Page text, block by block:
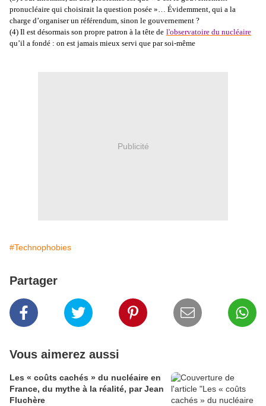
pronucléaire qui choisirait la question posée »… Évidemment, qui a la
charge d’organiser un référendum, sinon le gouvernement ?
(4) Il est désormais son propre patron à la tête de l'observatoire du nucléaire
qu’il a fondé : on est jamais mieux servi que par soi-même
Publicité
#Technophobies
Partager
Vous aimerez aussi
Les « coûts cachés » du nucléaire en
France, du mythe à la réalité, par Jean
Fluchère